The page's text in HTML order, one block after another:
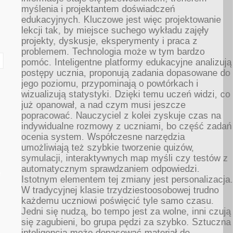
myślenia i projektantem doświadczeń
edukacyjnych. Kluczowe jest więc projektowanie
lekcji tak, by miejsce suchego wykładu zajęły
projekty, dyskusje, eksperymenty i praca z
problemem. Technologia może w tym bardzo
pomóc. Inteligentne platformy edukacyjne analizują
postępy ucznia, proponują zadania dopasowane do
jego poziomu, przypominają o powtórkach i
wizualizują statystyki. Dzięki temu uczeń widzi, co
już opanował, a nad czym musi jeszcze
popracować. Nauczyciel z kolei zyskuje czas na
indywidualne rozmowy z uczniami, bo część zadań
ocenia system. Współczesne narzędzia
umożliwiają też szybkie tworzenie quizów,
symulacji, interaktywnych map myśli czy testów z
automatycznym sprawdzaniem odpowiedzi.
Istotnym elementem tej zmiany jest personalizacja.
W tradycyjnej klasie trzydziestoosobowej trudno
każdemu uczniowi poświęcić tyle samo czasu.
Jedni się nudzą, bo tempo jest za wolne, inni czują
się zagubieni, bo grupa pędzi za szybko. Sztuczna